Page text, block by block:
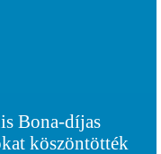
Bona-díjas
köszöntötték